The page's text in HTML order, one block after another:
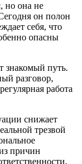
но она не
он полон
себя, что
опасны
знакомый путь.
разговор,
работа
снижает
трезвой
причин